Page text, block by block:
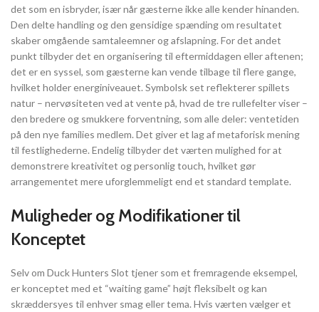
det som en isbryder, især når gæsterne ikke alle kender hinanden.
Den delte handling og den gensidige spænding om resultatet
skaber omgående samtaleemner og afslapning. For det andet
punkt tilbyder det en organisering til eftermiddagen eller aftenen;
det er en syssel, som gæsterne kan vende tilbage til flere gange,
hvilket holder energiniveauet. Symbolsk set reflekterer spillets
natur – nervøsiteten ved at vente på, hvad de tre rullefelter viser –
den bredere og smukkere forventning, som alle deler: ventetiden
på den nye families medlem. Det giver et lag af metaforisk mening
til festlighederne. Endelig tilbyder det værten mulighed for at
demonstrere kreativitet og personlig touch, hvilket gør
arrangementet mere uforglemmeligt end et standard template.
Muligheder og Modifikationer til
Konceptet
Selv om Duck Hunters Slot tjener som et fremragende eksempel,
er konceptet med et “waiting game” højt fleksibelt og kan
skræddersyes til enhver smag eller tema. Hvis værten vælger et